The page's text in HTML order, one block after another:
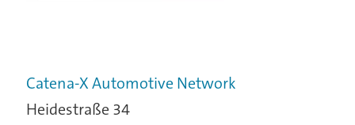
Catena-X Automotive Network
Heidestraße 34